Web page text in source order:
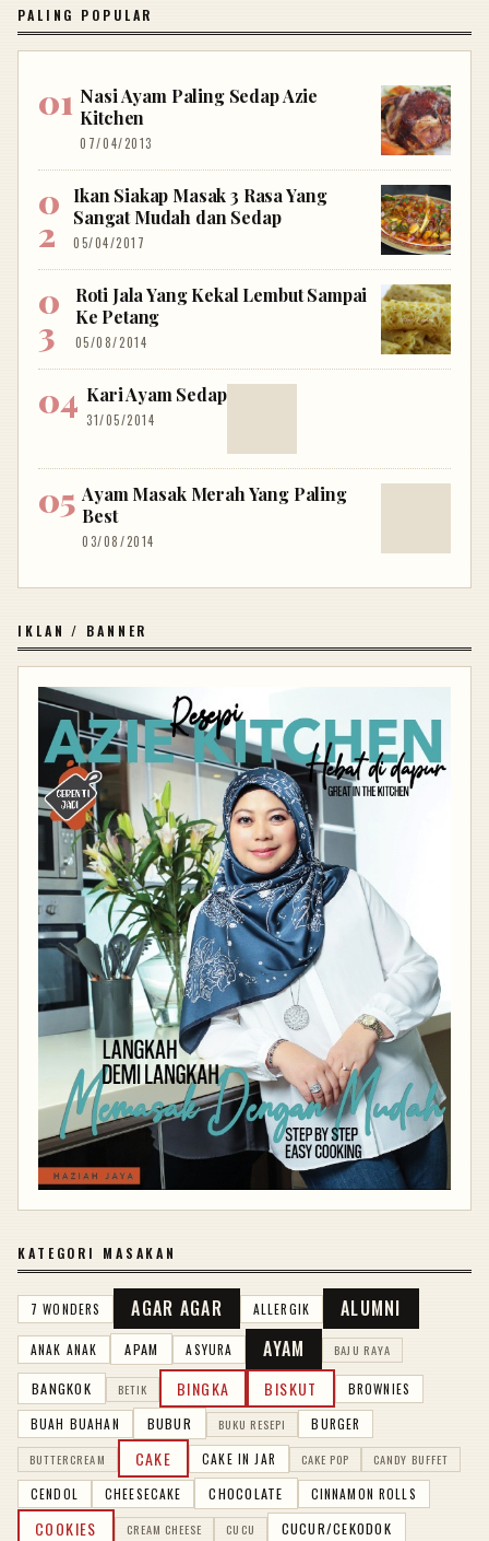
PALING POPULAR
Nasi Ayam Paling Sedap Azie
Kitchen
07/04/2013
Ikan Siakap Masak 3 Rasa Yang
Sangat Mudah dan Sedap
05/04/2017
Roti Jala Yang Kekal Lembut Sampai
Ke Petang
05/08/2014
Kari Ayam Sedap
31/05/2014
Ayam Masak Merah Yang Paling
Best
03/08/2014
IKLAN / BANNER
KATEGORI MASAKAN
7 WONDERS AGAR AGAR ALLERGIK ALUMNI
ANAK ANAK APAM ASYURA AYAM BAJU RAYA
BANGKOK BETIK BINGKA BISKUT
BROWNIES
BUAH BUAHAN
BUBUR BUKU RESEPI BURGER
BUTTERCREAM CAKE CAKE IN JAR CAKE POP CANDY BUFFET
CENDOL CHEESECAKE CHOCOLATE CINNAMON ROLLS
COOKIES CREAM CHEESE CUCU CUCUR/CEKODOK